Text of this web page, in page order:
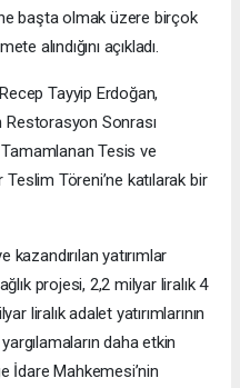
başta olmak üzere birçok
alındığını açıkladı.
Tayyip Erdoğan,
Restorasyon Sonrası
Tamamlanan Tesis ve
Teslim Töreni’ne katılarak bir
kazandırılan yatırımlar
projesi, 2,2 milyar liralık 4
liralık adalet yatırımlarının
daha etkin
İdare Mahkemesi’nin